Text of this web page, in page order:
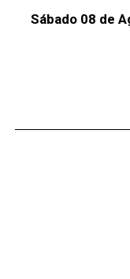
Sábado 08 de